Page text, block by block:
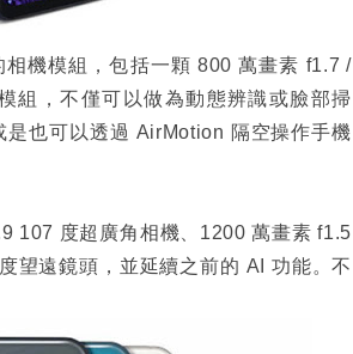
機模組，包括一顆 800 萬畫素 f1.7 /
組，不僅可以做為動態辨識或臉部掃
也可以透過 AirMotion 隔空操作手機
107 度超廣角相機、1200 萬畫素 f1.5
望遠鏡頭，並延續之前的 AI 功能。不